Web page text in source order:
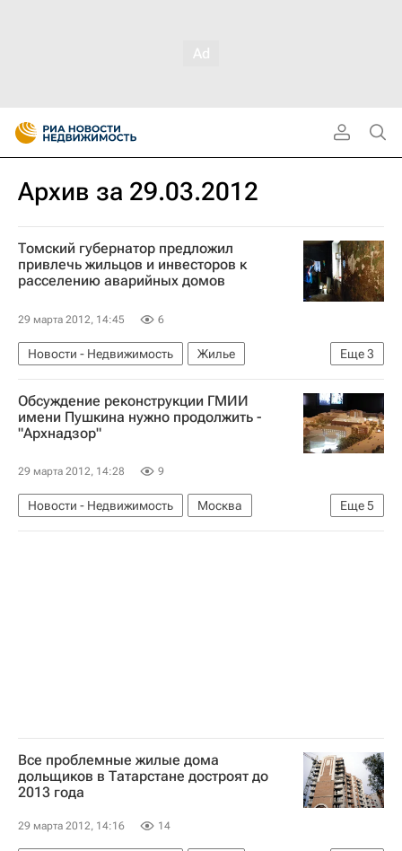
Архив за 29.03.2012
Томский губернатор предложил
привлечь жильцов и инвесторов к
расселению аварийных домов
29 марта 2012, 14:45 6
Еще3
Новости - Недвижимость
Жилье
Аварийные дома
Томская область
Россия
Обсуждение реконструкции ГМИИ
имени Пушкина нужно продолжить -
"Архнадзор"
29 марта 2012, 14:28 9
Еще5
Новости - Недвижимость
Москва
Реконструкция
Архнадзор
Все проблемные жилые дома
дольщиков в Татарстане достроят до
2013 года
29 марта 2012, 14:16 14